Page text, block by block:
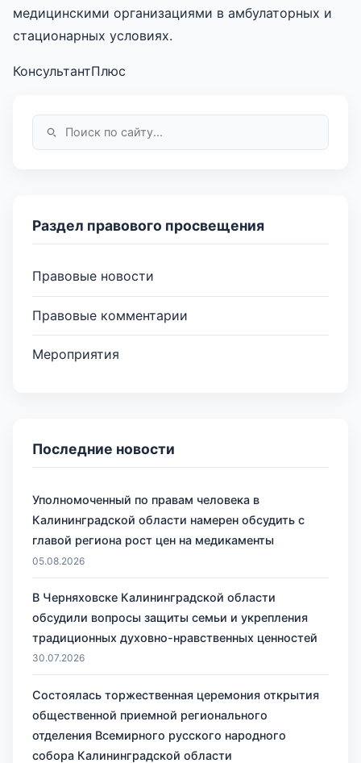
медицинскими организациями в амбулаторных и
стационарных условиях.
КонсультантПлюс
Раздел правового просвещения
Правовые новости
Правовые комментарии
Мероприятия
Последние новости
Уполномоченный по правам человека в
Калининградской области намерен обсудить с
главой региона рост цен на медикаменты
05.08.2026
В Черняховске Калининградской области
обсудили вопросы защиты семьи и укрепления
традиционных духовно-нравственных ценностей
30.07.2026
Состоялась торжественная церемония открытия
общественной приемной регионального
отделения Всемирного русского народного
собора Калининградской области